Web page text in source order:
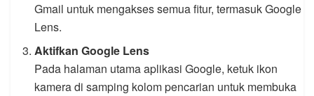
Gmail untuk mengakses semua fitur, termasuk Google
Lens.
Aktifkan Google Lens
Pada halaman utama aplikasi Google, ketuk ikon
kamera di samping kolom pencarian untuk membuka